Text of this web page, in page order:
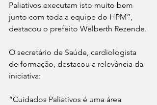
Paliativos executam isto muito bem
junto com toda a equipe do HPM”,
destacou o prefeito Welberth Rezende.
O secretário de Saúde, cardiologista
de formação, destacou a relevância da
iniciativa:
“Cuidados Paliativos é uma área